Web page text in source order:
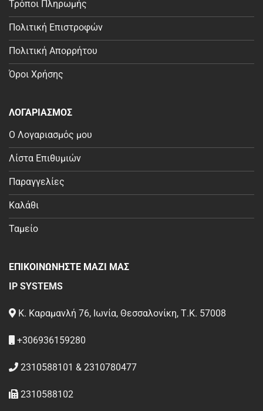
Τρόποι Πληρωμής
Πολιτική Επιστροφών
Πολιτική Απορρήτου
Όροι Χρήσης
ΛΟΓΑΡΙΑΣΜΟΣ
Ο Λογαριασμός μου
Λίστα Επιθυμιών
Παραγγελίες
Καλάθι
Ταμείο
ΕΠΙΚΟΙΝΩΝΗΣΤΕ ΜΑΖΙ ΜΑΣ
IP SYSTEMS
Κ. Καραμανλή 76, Ιωνία, Θεσσαλονίκη, Τ.Κ. 57008
+306936159280
2310588101 & 2310780477
2310588102